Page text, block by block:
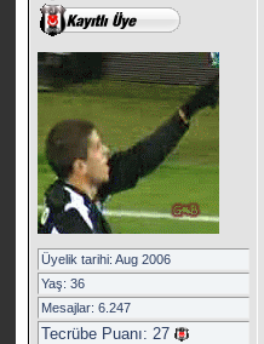
Üyelik tarihi: Aug 2006
Yaş: 36
Mesajlar: 6.247
Tecrübe Puanı:27